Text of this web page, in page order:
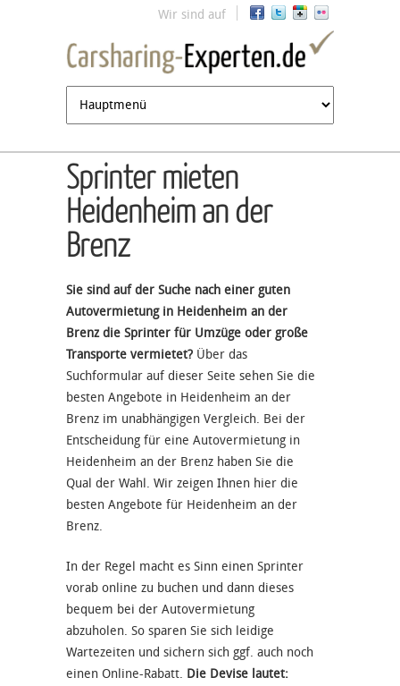
Jump to navigation
Wir sind auf
Sprinter mieten
Heidenheim an der
Brenz
Sie sind auf der Suche nach einer guten
Autovermietung in Heidenheim an der
Brenz die Sprinter für Umzüge oder große
Transporte vermietet? Über das
Suchformular auf dieser Seite sehen Sie die
besten Angebote in Heidenheim an der
Brenz im unabhängigen Vergleich. Bei der
Entscheidung für eine Autovermietung in
Heidenheim an der Brenz haben Sie die
Qual der Wahl. Wir zeigen Ihnen hier die
besten Angebote für Heidenheim an der
Brenz.
In der Regel macht es Sinn einen Sprinter
vorab online zu buchen und dann dieses
bequem bei der Autovermietung
abzuholen. So sparen Sie sich leidige
Wartezeiten und sichern sich ggf. auch noch
einen Online-Rabatt. Die Devise lautet: